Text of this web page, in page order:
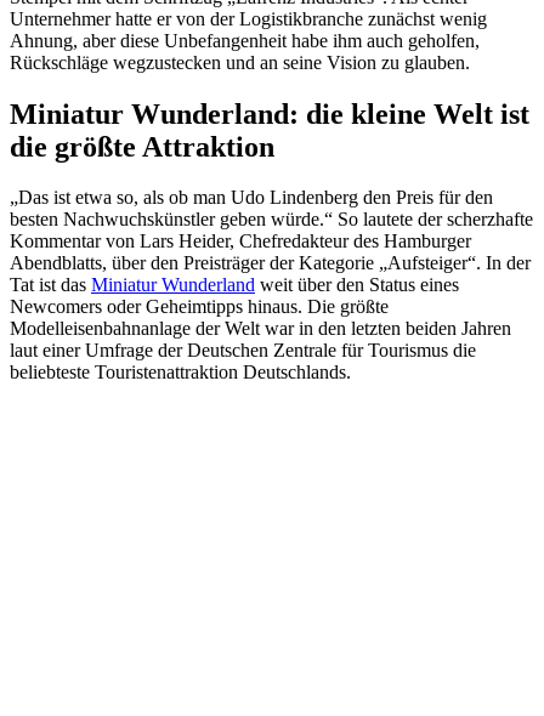
Unternehmer hatte er von der Logistikbranche zunächst wenig
Ahnung, aber diese Unbefangenheit habe ihm auch geholfen,
Rückschläge wegzustecken und an seine Vision zu glauben.
Miniatur Wunderland: die kleine Welt ist
die größte Attraktion
„Das ist etwa so, als ob man Udo Lindenberg den Preis für den
besten Nachwuchskünstler geben würde.“ So lautete der scherzhafte
Kommentar von Lars Heider, Chefredakteur des Hamburger
Abendblatts, über den Preisträger der Kategorie „Aufsteiger“. In der
Tat ist das Miniatur Wunderland weit über den Status eines
Newcomers oder Geheimtipps hinaus. Die größte
Modelleisenbahnanlage der Welt war in den letzten beiden Jahren
laut einer Umfrage der Deutschen Zentrale für Tourismus die
beliebteste Touristenattraktion Deutschlands.